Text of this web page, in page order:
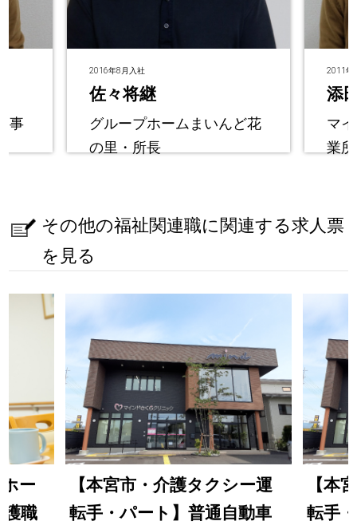
事
2016年8月入社
佐々将継
グループホームまいんど花
の里・所長
2011年
添
マ
業
その他の福祉関連職に関連する求人票
を見る
ー
職
【本宮市・介護タクシー運
転手・パート】普通自動車
【本
転手